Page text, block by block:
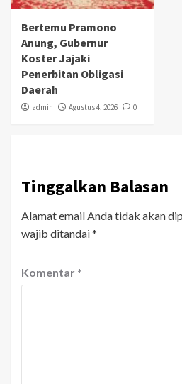
Bertemu Pramono
Anung, Gubernur
Koster Jajaki
Penerbitan Obligasi
Daerah
admin Agustus 4, 2026 0
Tinggalkan Balasan
Alamat email Anda tidak akan
wajib ditandai*
Komentar *